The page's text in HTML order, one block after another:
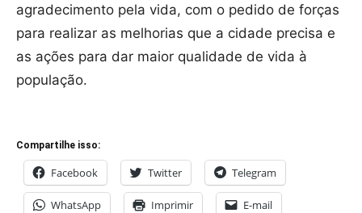
agradecimento pela vida, com o pedido de forças
para realizar as melhorias que a cidade precisa e
as ações para dar maior qualidade de vida à
população.
Compartilhe isso:
Facebook Twitter Telegram
WhatsApp Imprimir E-mail